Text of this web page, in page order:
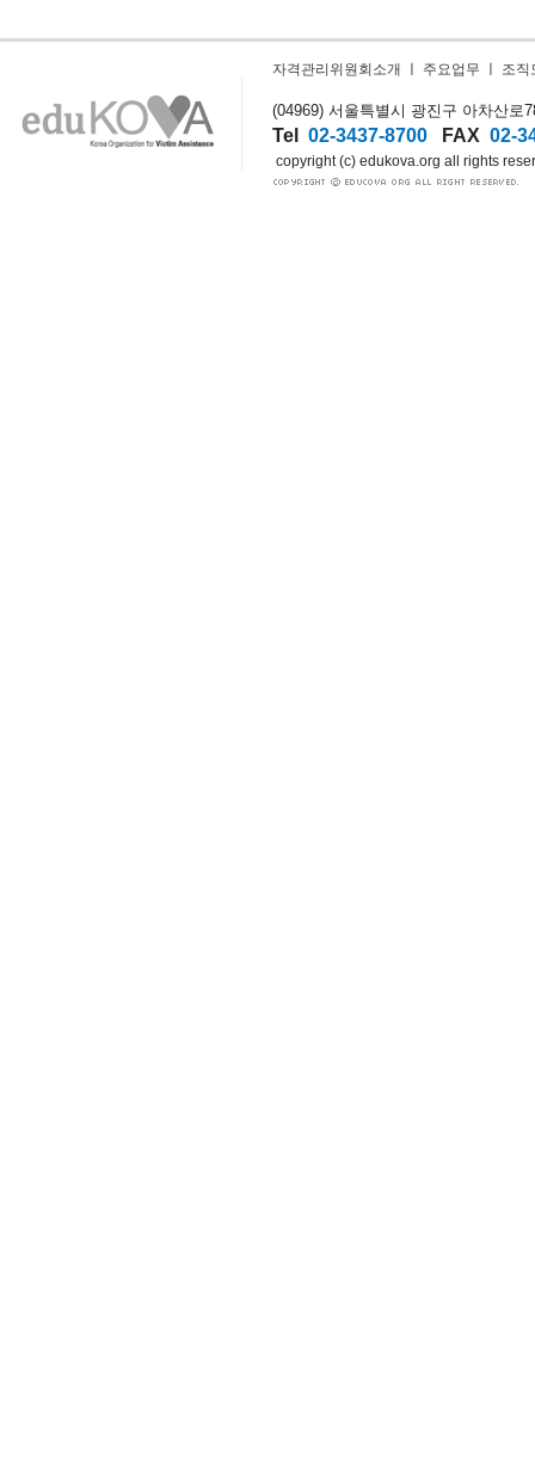
자격관리위원회소개 주요업무 조직
(04969) 서울특별시 광진구 아차산로
Tel 02-3437-8700 FAX 02-
copyright (c) edukova.org all rights